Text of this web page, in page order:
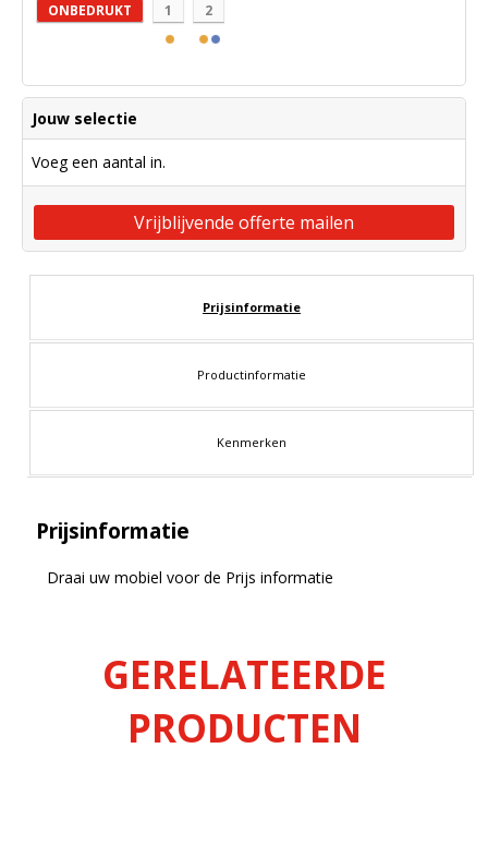
ONBEDRUKT 1 2
Jouw selectie
Voeg een aantal in.
Vrijblijvende offerte mailen
Prijsinformatie
Productinformatie
Kenmerken
Prijsinformatie
Draai uw mobiel voor de Prijs informatie
GERELATEERDE
PRODUCTEN